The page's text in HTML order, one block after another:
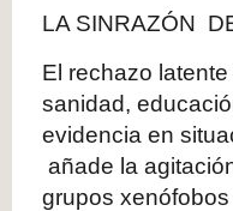
LA SINRAZÓN
El rechazo
sanidad,
evidencia en
añade la
grupos